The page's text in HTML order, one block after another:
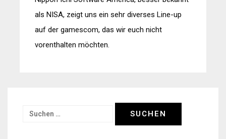
als NISA, zeigt uns ein sehr diverses Line-up
auf der gamescom, das wir euch nicht
vorenthalten möchten.
Suchen